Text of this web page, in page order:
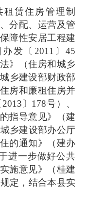
赁住房管理制
分配、运营及管
障性安居工程建
发〔2011〕45
》（住房和城乡
乡建设部财政部
房和廉租住房并
〕178号）、
指导意见》（建
乡建设部办公厅
的通知》（建办
进一步做好公共
施意见》（桂建
定，结合本县实